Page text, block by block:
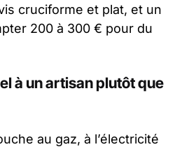
cruciforme et plat, et un
200 à 300 € pour du
à un artisan plutôt que
au gaz, à l’électricité